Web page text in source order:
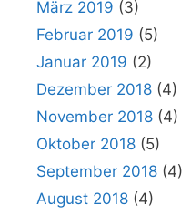
März 2019 (3)
Februar 2019 (5)
Januar 2019 (2)
Dezember 2018 (4)
November 2018 (4)
Oktober 2018 (5)
September 2018 (4)
August 2018 (4)